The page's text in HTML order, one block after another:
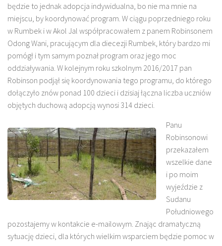
będzie to jednak adopcja indywidualna, bo nie ma mnie na
miejscu, by koordynować program. W ciągu poprzedniego roku
w Rumbek i w Akol Jal współpracowałem z panem Robinsonem
Odong Wani, pracującym dla diecezji Rumbek, który bardzo mi
pomógł i tym samym poznał program oraz jego moc
oddziaływania. W kolejnym roku szkolnym 2016/2017 pan
Robinson podjął się koordynowania tego programu, do którego
dołączyło znów ponad 100 dzieci i dzisiaj łączna liczba uczniów
objętych duchową adopcją wynosi 314 dzieci.
Panu
Robinsonowi
przekazałem
wszelkie dane
i po moim
wyjeździe z
Sudanu
Południowego
pozostajemy w kontakcie e-mailowym. Znając dramatyczną
sytuację dzieci, dla których wielkim wsparciem będzie pomoc w